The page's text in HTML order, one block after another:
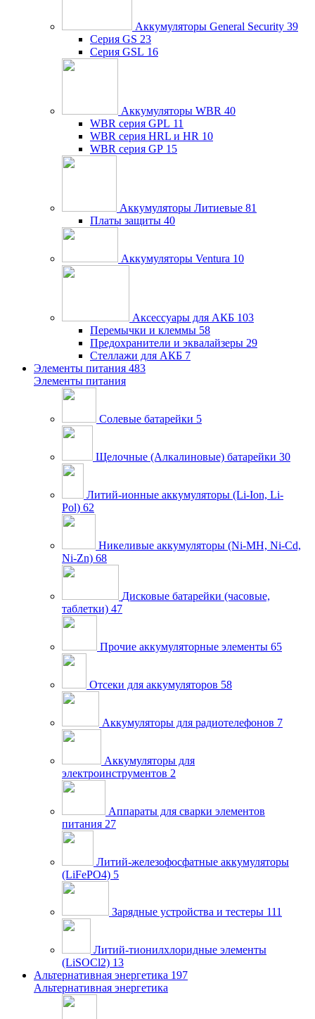
Аккумуляторы General Security 39
Серия GS 23
Серия GSL 16
Аккумуляторы WBR 40
WBR серия GPL 11
WBR серия HRL и HR 10
WBR серия GP 15
Аккумуляторы Литиевые 81
Платы защиты 40
Аккумуляторы Ventura 10
Аксессуары для АКБ 103
Перемычки и клеммы 58
Предохранители и эквалайзеры 29
Стеллажи для АКБ 7
Элементы питания 483
Элементы питания
Солевые батарейки 5
Щелочные (Алкалиновые) батарейки 30
Литий-ионные аккумуляторы (Li-Ion, Li-
Pol) 62
Никеливые аккумуляторы (Ni-MH, Ni-Cd,
Ni-Zn) 68
Дисковые батарейки (часовые,
таблетки) 47
Прочие аккумуляторные элементы 65
Отсеки для аккумуляторов 58
Аккумуляторы для радиотелефонов 7
Аккумуляторы для
электроинструментов 2
Аппараты для сварки элементов
питания 27
Литий-железофосфатные аккумуляторы
(LiFePO4) 5
Зарядные устройства и тестеры 111
Литий-тионилхлоридные элементы
(LiSOCl2) 13
Альтернативная энергетика 197
Альтернативная энергетика